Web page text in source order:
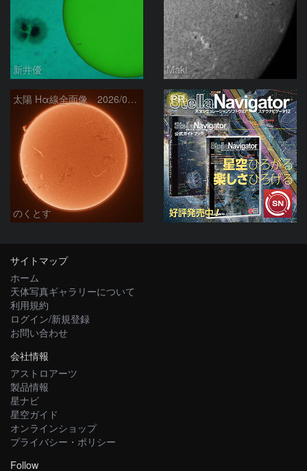
新井優 Maki
太陽 Hα線全面像 2026/08/06
のくとす
PR
サイトマップ
ホーム
天体写真ギャラリーについて
利用規約
ログイン/新規登録
お問い合わせ
会社情報
アストロアーツ
製品情報
星ナビ
星空ガイド
オンラインショップ
プライバシー・ポリシー
Follow